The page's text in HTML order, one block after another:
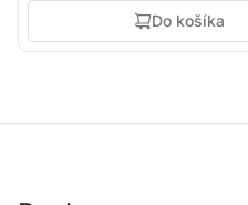
Do košíka